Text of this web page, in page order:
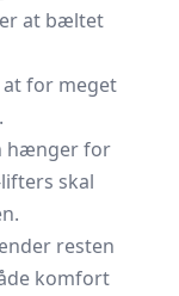
at bæltet
for meget
hænger for
skal
resten
komfort